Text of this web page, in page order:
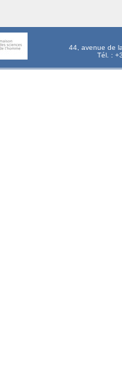
44, avenue de
Tél. :